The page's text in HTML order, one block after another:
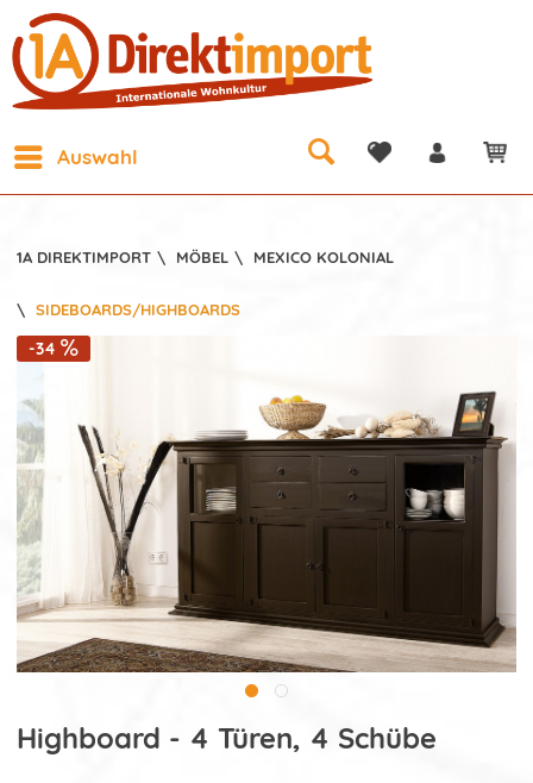
Auswahl
1A DIREKTIMPORT \ MÖBEL \ MEXICO KOLONIAL
\ SIDEBOARDS/HIGHBOARDS
-34
Highboard - 4 Türen, 4 Schübe